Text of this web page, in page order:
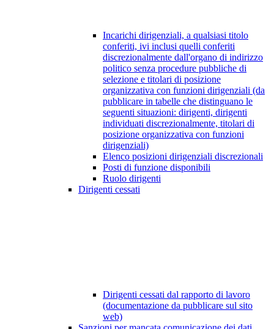
Incarichi dirigenziali, a qualsiasi titolo
conferiti, ivi inclusi quelli conferiti
discrezionalmente dall'organo di indirizzo
politico senza procedure pubbliche di
selezione e titolari di posizione
organizzativa con funzioni dirigenziali (da
pubblicare in tabelle che distinguano le
seguenti situazioni: dirigenti, dirigenti
individuati discrezionalmente, titolari di
posizione organizzativa con funzioni
dirigenziali)
Elenco posizioni dirigenziali discrezionali
Posti di funzione disponibili
Ruolo dirigenti
Dirigenti cessati
Dirigenti cessati dal rapporto di lavoro
(documentazione da pubblicare sul sito
web)